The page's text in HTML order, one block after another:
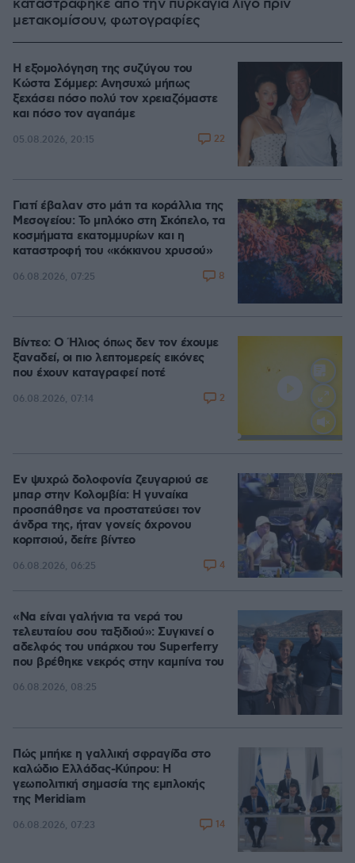
καταστράφηκε από την πυρκαγιά λίγο πριν
μετακομίσουν, φωτογραφίες
Η εξομολόγηση της συζύγου του
Κώστα Σόμμερ: Ανησυχώ μήπως
ξεχάσει πόσο πολύ τον χρειαζόμαστε
και πόσο τον αγαπάμε
05.08.2026, 20:15 22
Γιατί έβαλαν στο μάτι τα κοράλλια της
Μεσογείου: Το μπλόκο στη Σκόπελο, τα
κοσμήματα εκατομμυρίων και η
καταστροφή του «κόκκινου χρυσού»
06.08.2026, 07:25 8
Loaded:
Βίντεο: Ο Ήλιος όπως δεν τον έχουμε
ξαναδεί, οι πιο λεπτομερείς εικόνες
που έχουν καταγραφεί ποτέ
06.08.2026, 07:14 2
Εν ψυχρώ δολοφονία ζευγαριού σε
μπαρ στην Κολομβία: Η γυναίκα
προσπάθησε να προστατεύσει τον
άνδρα της, ήταν γονείς 6χρονου
κοριτσιού, δείτε βίντεο
06.08.2026, 06:25 4
«Να είναι γαλήνια τα νερά του
τελευταίου σου ταξιδιού»: Συγκινεί ο
αδελφός του υπάρχου του Superferry
που βρέθηκε νεκρός στην καμπίνα του
06.08.2026, 08:25
Πώς μπήκε η γαλλική σφραγίδα στο
καλώδιο Ελλάδας-Κύπρου: Η
γεωπολιτική σημασία της εμπλοκής
της Meridiam
06.08.2026, 07:23 14